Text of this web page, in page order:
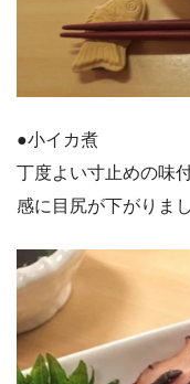
●小イカ煮
丁度よい寸止めの味
感に目尻が下がりまし